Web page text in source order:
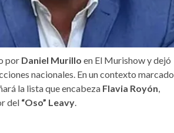
por Daniel Murillo en El Murishow y dejó
nacionales. En un contexto marcado
la lista que encabeza Flavia Royón,
del “Oso” Leavy.